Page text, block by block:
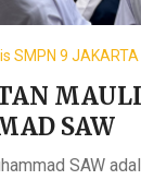
SMPN 9 JAKARTA
SAW
SAW